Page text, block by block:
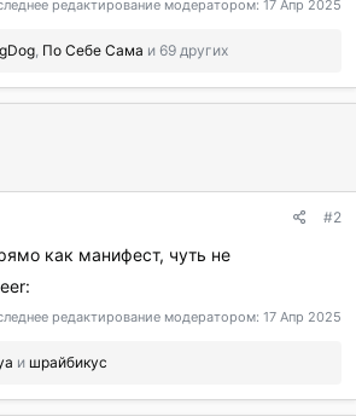
редактирование модератором: 17 Апр 2025
По Себе Сама и 69 других
#2
как манифест, чуть не
редактирование модератором: 17 Апр 2025
и шрайбикус